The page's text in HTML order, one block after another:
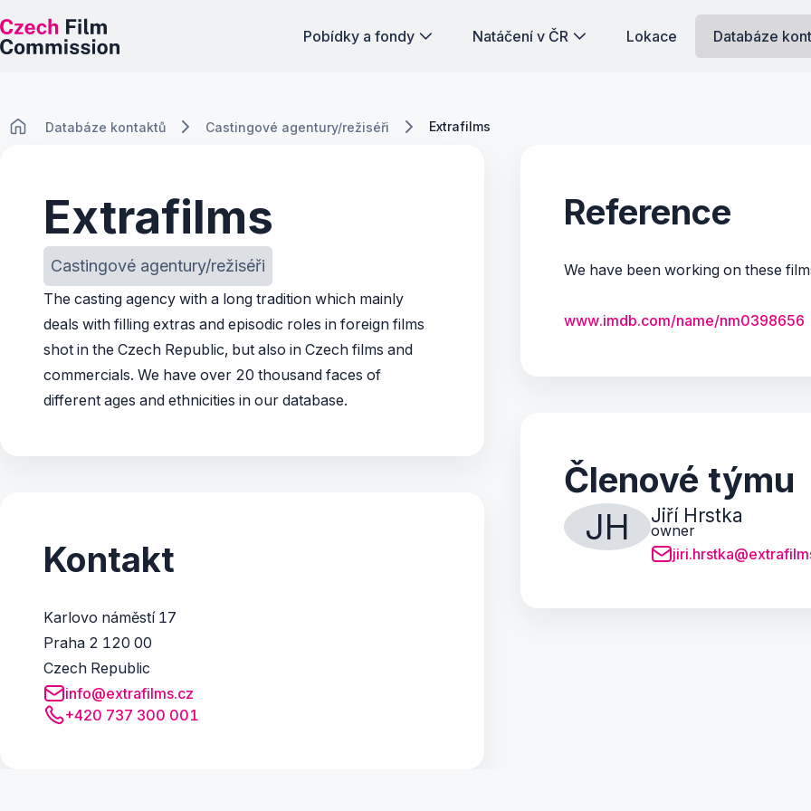
Pobídky a fondy Natáčení v ČR Lokace Databáze
Databáze kontaktů Castingové agentury/režiséři Extrafilms
Extrafilms
Castingové agentury/režiséři
The casting agency with a long tradition which mainly
deals with filling extras and episodic roles in foreign films
shot in the Czech Republic, but also in Czech films and
commercials. We have over 20 thousand faces of
different ages and ethnicities in our database.
Kontakt
Karlovo náměstí 17
Praha 2 120 00
Czech Republic
info@extrafilms.cz
+420 737 300 001
Reference
We have been working on these
www.imdb.com/name/nm0398656
Členové týmu
JH
Jiří Hrstka
owner